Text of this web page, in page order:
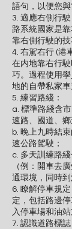
語句，以便您與
3. 適應右側行
路系統國家是
靠右側行駛的技
4. 右駕右行 (港
在内地靠右行
巧。過程使用
地的自帶私家車
5. 練習路綫：
a. 標準路綫含
速路、國道、鄉
b. 晚上九時結
速公路駕駛；
c. 多天訓練路
（例：開車去
通環境，同時到
6. 瞭解停車規
定，包括路邊
入停車場和油
7. 認識道路標